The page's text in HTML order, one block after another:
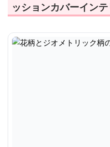
ッションカバーイン